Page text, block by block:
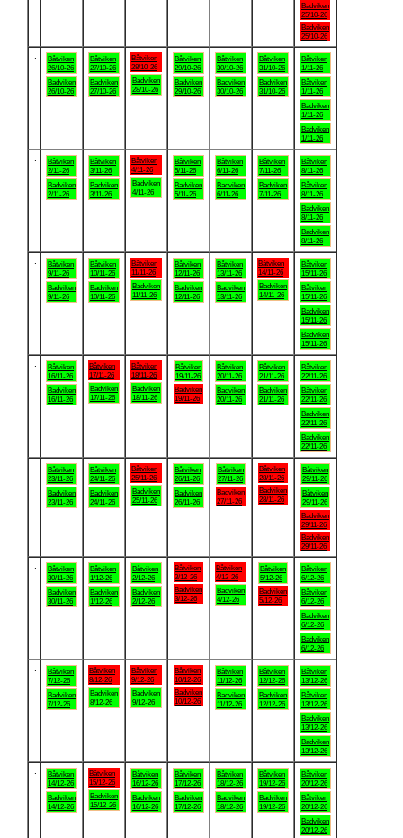
Badviken
25/10-26
Badviken
25/10-26
Båtviken
26/10-26
Badviken
26/10-26
Båtviken
27/10-26
Badviken
27/10-26
Båtviken
28/10-26
Badviken
28/10-26
Båtviken
29/10-26
Badviken
29/10-26
Båtviken
30/10-26
Badviken
30/10-26
Båtviken
31/10-26
Badviken
31/10-26
Båtviken
1/11-26
Båtviken
1/11-26
Badviken
1/11-26
Badviken
1/11-26
Båtviken
2/11-26
Badviken
2/11-26
Båtviken
3/11-26
Badviken
3/11-26
Båtviken
4/11-26
Badviken
4/11-26
Båtviken
5/11-26
Badviken
5/11-26
Båtviken
6/11-26
Badviken
6/11-26
Båtviken
7/11-26
Badviken
7/11-26
Båtviken
8/11-26
Båtviken
8/11-26
Badviken
8/11-26
Badviken
8/11-26
Båtviken
9/11-26
Badviken
9/11-26
Båtviken
10/11-26
Badviken
10/11-26
Båtviken
11/11-26
Badviken
11/11-26
Båtviken
12/11-26
Badviken
12/11-26
Båtviken
13/11-26
Badviken
13/11-26
Båtviken
14/11-26
Badviken
14/11-26
Båtviken
15/11-26
Båtviken
15/11-26
Badviken
15/11-26
Badviken
15/11-26
Båtviken
16/11-26
Badviken
16/11-26
Båtviken
17/11-26
Badviken
17/11-26
Båtviken
18/11-26
Badviken
18/11-26
Båtviken
19/11-26
Badviken
19/11-26
Båtviken
20/11-26
Badviken
20/11-26
Båtviken
21/11-26
Badviken
21/11-26
Båtviken
22/11-26
Båtviken
22/11-26
Badviken
22/11-26
Badviken
22/11-26
Båtviken
23/11-26
Badviken
23/11-26
Båtviken
24/11-26
Badviken
24/11-26
Båtviken
25/11-26
Badviken
25/11-26
Båtviken
26/11-26
Badviken
26/11-26
Båtviken
27/11-26
Badviken
27/11-26
Båtviken
28/11-26
Badviken
28/11-26
Båtviken
29/11-26
Båtviken
29/11-26
Badviken
29/11-26
Badviken
29/11-26
Båtviken
30/11-26
Badviken
30/11-26
Båtviken
1/12-26
Badviken
1/12-26
Båtviken
2/12-26
Badviken
2/12-26
Båtviken
3/12-26
Badviken
3/12-26
Båtviken
4/12-26
Badviken
4/12-26
Båtviken
5/12-26
Badviken
5/12-26
Båtviken
6/12-26
Båtviken
6/12-26
Badviken
6/12-26
Badviken
6/12-26
Båtviken
7/12-26
Badviken
7/12-26
Båtviken
8/12-26
Badviken
8/12-26
Båtviken
9/12-26
Badviken
9/12-26
Båtviken
10/12-26
Badviken
10/12-26
Båtviken
11/12-26
Badviken
11/12-26
Båtviken
12/12-26
Badviken
12/12-26
Båtviken
13/12-26
Båtviken
13/12-26
Badviken
13/12-26
Badviken
13/12-26
Båtviken
14/12-26
Badviken
14/12-26
Båtviken
15/12-26
Badviken
15/12-26
Båtviken
16/12-26
Badviken
16/12-26
Båtviken
17/12-26
Badviken
17/12-26
Båtviken
18/12-26
Badviken
18/12-26
Båtviken
19/12-26
Badviken
19/12-26
Båtviken
20/12-26
Båtviken
20/12-26
Badviken
20/12-26